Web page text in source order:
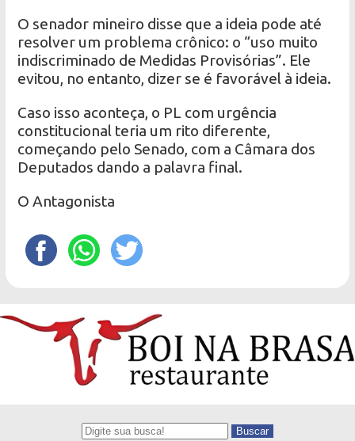
O senador mineiro disse que a ideia pode até
resolver um problema crônico: o “uso muito
indiscriminado de Medidas Provisórias”. Ele
evitou, no entanto, dizer se é favorável à ideia.
Caso isso aconteça, o PL com urgência
constitucional teria um rito diferente,
começando pelo Senado, com a Câmara dos
Deputados dando a palavra final.
O Antagonista
Buscar